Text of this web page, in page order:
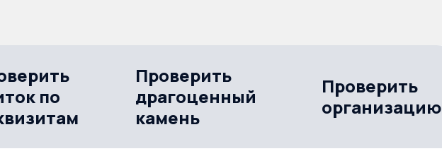
по
Проверить
драгоценный
камень
Проверить
организацию